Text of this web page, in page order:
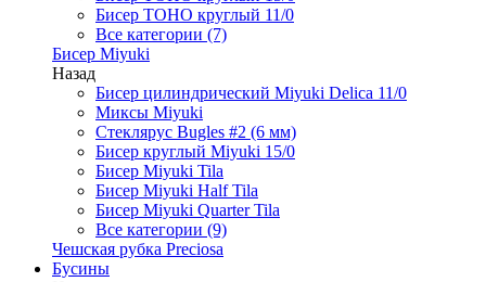
Бисер TOHO круглый 11/0
Все категории (7)
Бисер Miyuki
Назад
Бисер цилиндрический Miyuki Delica 11/0
Миксы Miyuki
Стеклярус Bugles #2 (6 мм)
Бисер круглый Miyuki 15/0
Бисер Miyuki Tila
Бисер Miyuki Half Tila
Бисер Miyuki Quarter Tila
Все категории (9)
Чешская рубка Preciosa
Бусины